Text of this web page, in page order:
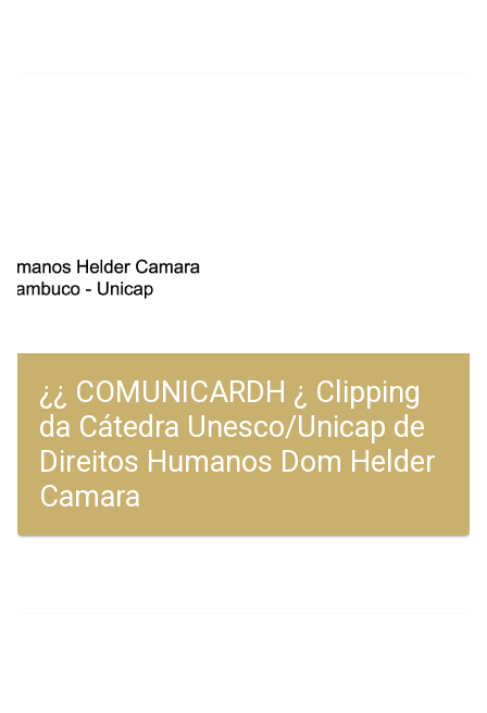
¿¿ COMUNICARDH ¿ Clipping
da Cátedra Unesco/Unicap de
Direitos Humanos Dom Helder
Camara